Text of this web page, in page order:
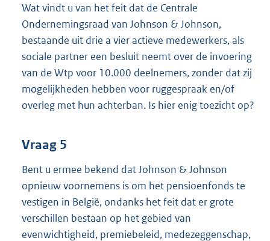
Wat vindt u van het feit dat de Centrale
Ondernemingsraad van Johnson & Johnson,
bestaande uit drie a vier actieve medewerkers, als
sociale partner een besluit neemt over de invoering
van de Wtp voor 10.000 deelnemers, zonder dat zij
mogelijkheden hebben voor ruggespraak en/of
overleg met hun achterban. Is hier enig toezicht op?
Vraag 5
Bent u ermee bekend dat Johnson & Johnson
opnieuw voornemens is om het pensioenfonds te
vestigen in België, ondanks het feit dat er grote
verschillen bestaan op het gebied van
evenwichtigheid, premiebeleid, medezeggenschap,